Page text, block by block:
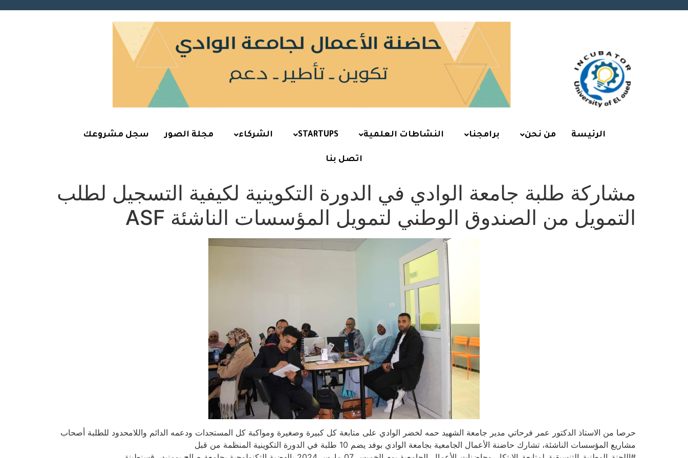
الرئيسة من نحن برامجنا النشاطات العلمية STARTUPS الشركاء مجلة الصور سجل مشروعك
اتصل بنا
مشاركة طلبة جامعة الوادي في الدورة التكوينية لكيفية التسجيل لطلب
التمويل من الصندوق الوطني لتمويل المؤسسات الناشئة ASF
حرصا من الاستاذ الدكتور عمر فرحاتي مدير جامعة الشهيد حمه لخضر الوادي على متابعة كل كبيرة وصغيرة ومواكبة كل المستجدات ودعمه الدائم واللامحدود للطلبة أصحاب
مشاريع المؤسسات الناشئة، تشارك حاضنة الأعمال الجامعية بجامعة الوادي بوفد يضم 10 طلبة في الدورة التكوينية المنظمة من قبل